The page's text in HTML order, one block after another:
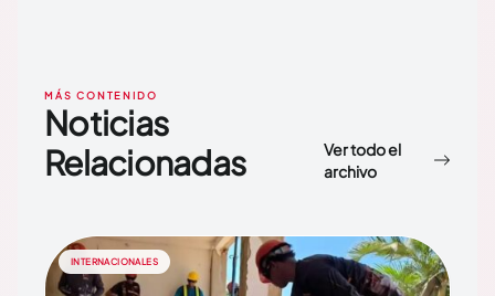
MÁS CONTENIDO
Noticias
Relacionadas
Ver todo el
archivo
INTERNACIONALES